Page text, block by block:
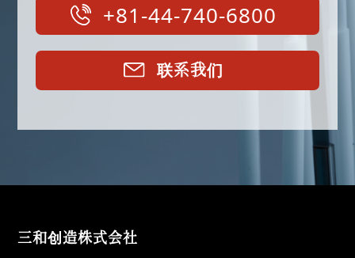
+81-44-740-6800
联系我们
三和创造株式会社